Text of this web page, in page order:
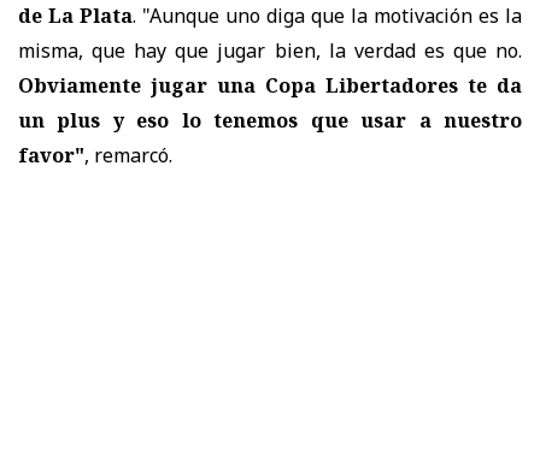
de La Plata. "Aunque uno diga que la motivación es la
misma, que hay que jugar bien, la verdad es que no.
Obviamente jugar una Copa Libertadores te da
un plus y eso lo tenemos que usar a nuestro
favor", remarcó.